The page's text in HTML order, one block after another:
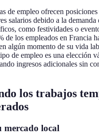
de empleo ofrecen
salarios debido a la demanda
como festividades o
de los empleados en Francia
algún momento de su vida
de empleo es una elección
ingresos adicionales sin
los trabajos
mercado local